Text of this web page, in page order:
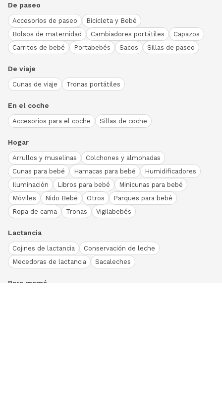
De paseo
Accesorios de paseo
Bicicleta y Bebé
Bolsos de maternidad
Cambiadores portátiles
Capazos
Carritos de bebé
Portabebés Sacos Sillas de paseo
De viaje
Cunas de viaje Tronas portátiles
En el coche
Accesorios para el coche Sillas de coche
Hogar
Arrullos y muselinas
Colchones y almohadas
Cunas para bebé
Hamacas para bebé
Humidificadores
Iluminación
Libros para bebé
Minicunas para bebé
Móviles
Nido Bebé Otros
Parques para bebé
Ropa de cama
Tronas Vigilabebés
Lactancia
Cojines de lactancia
Conservación de leche
Mecedoras de lactancia
Sacaleches
Para mamá